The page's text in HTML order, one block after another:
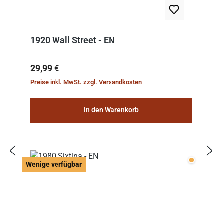
1920 Wall Street - EN
Regulärer Preis:
29,99 €
Preise inkl. MwSt. zzgl. Versandkosten
In den Warenkorb
Wenige verfügbar Wenige